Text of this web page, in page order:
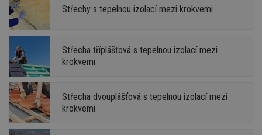
Střechy s tepelnou izolací mezi krokvemi
Střecha tříplášťová s tepelnou izolací mezi
krokvemi
Střecha dvouplášťová s tepelnou izolací mezi
krokvemi